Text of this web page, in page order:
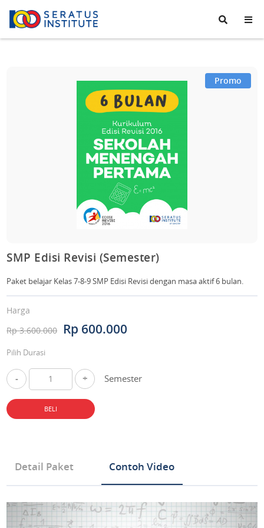
Seratus
Institute
Promo
SMP Edisi Revisi (Semester)
Paket belajar Kelas 7-8-9 SMP Edisi Revisi dengan masa aktif 6 bulan.
Harga
Rp 3.600.000
Rp 600.000
Pilih Durasi
- + Semester
BELI
Detail Paket Contoh Video
Tipe Produk Mata Pelajaran